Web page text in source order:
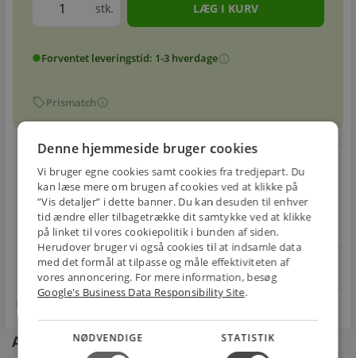
stk.
circleForventet leveringstid: 1-3 hverdageinfo
sellPrismatchinfo
E-MÆRKET
Handle trygt hos
os
local_shipping
BILLIG
FRAGT
Fra 29,00 kr.
restart_alt
30 DAGES
RETUR
Nem returnering
star4.1 på Trustpilot 11,691 anmeldelser
Andre kunder købte også
Denne hjemmeside bruger cookies
Vi bruger egne cookies samt cookies fra tredjepart. Du
kan læse mere om brugen af cookies ved at klikke på
”Vis detaljer” i dette banner. Du kan desuden til enhver
tid ændre eller tilbagetrække dit samtykke ved at klikke
på linket til vores cookiepolitik i bunden af siden.
Herudover bruger vi også cookies til at indsamle data
med det formål at tilpasse og måle effektiviteten af
vores annoncering. For mere information, besøg
Google's Business Data Responsibility Site.
NØDVENDIGE STATISTIK